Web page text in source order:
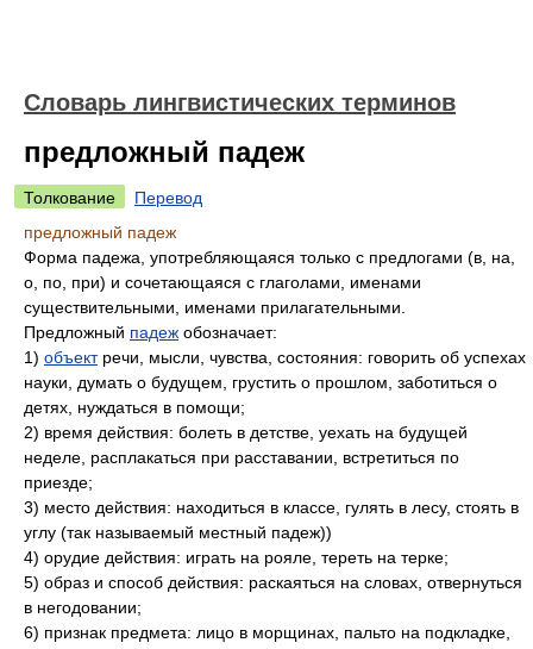
Словарь лингвистических терминов
предложный падеж
Толкование
Перевод
предложный падеж
Форма падежа, употребляющаяся только с предлогами (в, на,
о, по, при) и сочетающаяся с глаголами, именами
существительными, именами прилагательными.
Предложный падеж обозначает:
1) объектречи, мысли, чувства, состояния: говорить об успехах
науки, думать о будущем, грустить о прошлом, заботиться о
детях, нуждаться в помощи;
2) время действия: болеть в детстве, уехать на будущей
неделе, расплакаться при расставании, встретиться по
приезде;
3) место действия: находиться в классе, гулять в лесу, стоять в
углу (так называемый местный падеж))
4) орудие действия: играть на рояле, тереть на терке;
5) образ и способ действия: раскаяться на словах, отвернуться
в негодовании;
6) признак предмета: лицо в морщинах, пальто на подкладке,